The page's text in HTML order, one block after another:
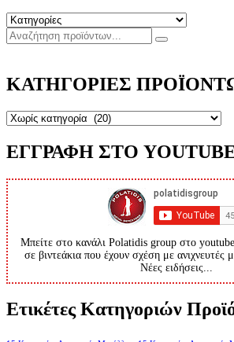
ΚΑΤΗΓΟΡΙΕΣ
ΕΓΓΡΑΦΗ ΣΤΟ
Μπείτε στο κανάλι Polatidis group στο youtube
σε βιντεάκια που έχουν σχέση με ανιχνευτές
Νέες ειδήσεις...
Ετικέτες Κατηγοριών